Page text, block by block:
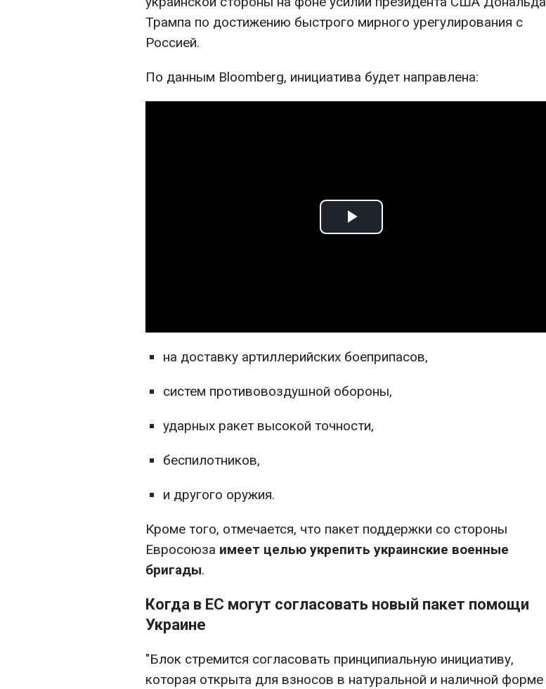
Трампа по достижению быстрого мирного урегулирования с
Россией.
По данным Bloomberg, инициатива будет направлена:
Play
на доставку артиллерийских боеприпасов,
систем противовоздушной обороны,
ударных ракет высокой точности,
беспилотников,
и другого оружия.
Кроме того, отмечается, что пакет поддержки со стороны
Евросоюза имеет целью укрепить украинские военные
бригады.
Когда в ЕС могут согласовать новый пакет помощи
Украине
"Блок стремится согласовать принципиальную инициативу,
которая открыта для взносов в натуральной и наличной форме